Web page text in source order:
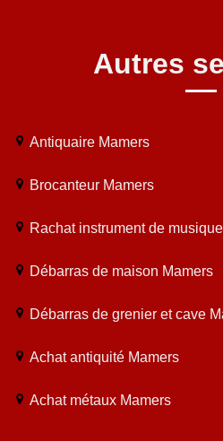
Autres
Antiquaire Mamers
Brocanteur Mamers
Rachat instrument de
Débarras de maison Mamers
Débarras de grenier et cave
Achat antiquité Mamers
Achat métaux Mamers